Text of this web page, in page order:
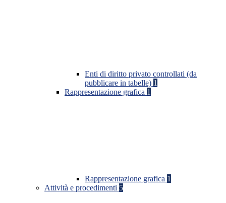
Enti di diritto privato controllati (da
pubblicare in tabelle) 1
Rappresentazione grafica 1
Rappresentazione grafica 1
Attività e procedimenti 5